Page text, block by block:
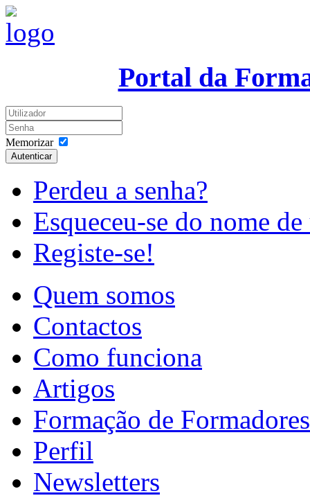
Portal da
Memorizar
Autenticar
Perdeu a senha?
Esqueceu-se do nome
Registe-se!
Quem somos
Contactos
Como funciona
Artigos
Formação de Formadores
Perfil
Newsletters